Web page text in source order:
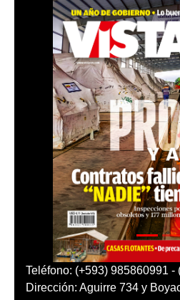
Teléfono: (+593) 985860991 -
Dirección: Aguirre 734 y